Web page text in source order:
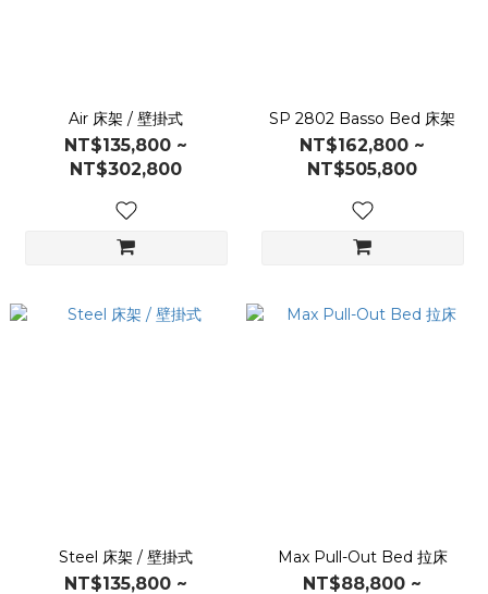
Air 床架 / 壁掛式
NT$135,800 ~
NT$302,800
SP 2802 Basso Bed 床架
NT$162,800 ~
NT$505,800
Steel 床架 / 壁掛式
NT$135,800 ~
Max Pull-Out Bed 拉床
NT$88,800 ~